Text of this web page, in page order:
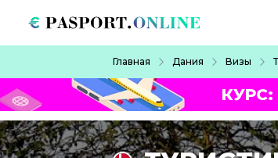
Главная Дания Визы